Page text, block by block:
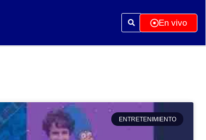
En vivo
ENTRETENIMIENTO